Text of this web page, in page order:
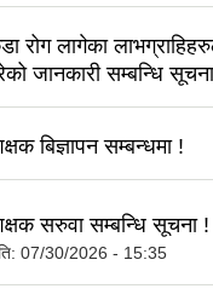
रोग लागेका
जानकारी सम्बन्धि
बिज्ञापन सम्बन्धमा !
सरुवा सम्बन्धि सूचना !
07/30/2026 - 15:35